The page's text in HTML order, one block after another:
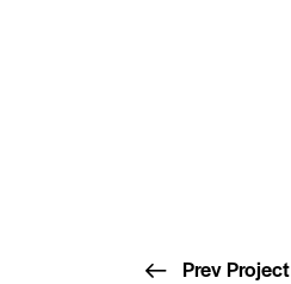
Prev Project